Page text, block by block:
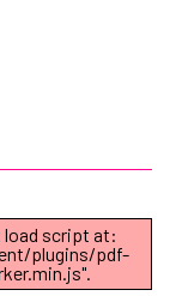
load script at:
plugins/pdf-